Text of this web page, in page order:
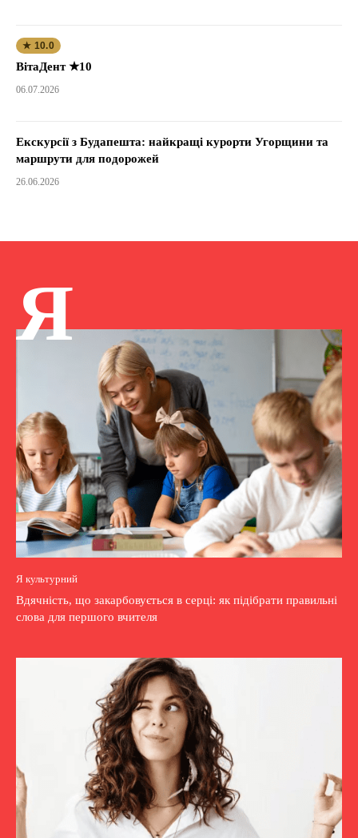
★ 10.0
ВітаДент ★10
06.07.2026
Екскурсії з Будапешта: найкращі курорти Угорщини та
маршрути для подорожей
26.06.2026
Я
Я культурний
Вдячність, що закарбовується в серці: як підібрати правильні
слова для першого вчителя